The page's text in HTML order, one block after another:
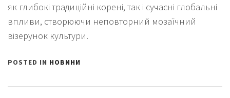
як глибокі традиційні корені, так і сучасні глобальні
впливи, створюючи неповторний мозаїчний
візерунок культури.
POSTED IN НОВИНИ